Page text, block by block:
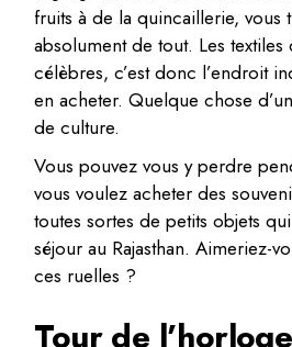
fruits à de la quincaillerie, vous
absolument de tout. Les textiles
célèbres, c’est donc l’endroit
en acheter. Quelque chose
de culture.
Vous pouvez vous y perdre
vous voulez acheter des
toutes sortes de petits objets
séjour au Rajasthan. Aimeriez-
ces ruelles ?
Tour de l’horloge